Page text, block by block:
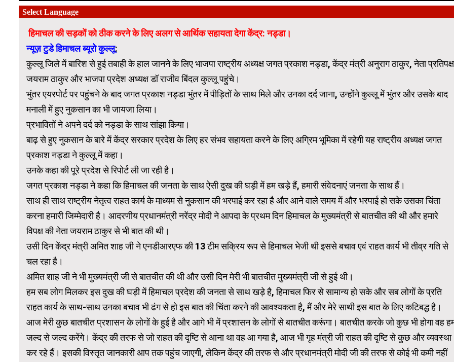
हिमाचल की सड़कों को ठीक करने के लिए अलग से आर्थिक सहायता देगा केंद्र: नड्डा।
न्यूज़ टुडे हिमाचल ब्यूरो कुल्लू:
कुल्लू जिले में बारिश से हुई तबाही के हाल जानने के लिए भाजपा राष्ट्रीय अध्यक्ष जगत प्रकाश नड्डा, केंद्र मंत्री अनुराग ठाकुर, नेता प्रतिपक्ष
जयराम ठाकुर और भाजपा प्रदेश अध्यक्ष डॉ राजीव बिंदल कुल्लू पहुंचे।
भुंतर एयरपोर्ट पर पहुंचने के बाद जगत प्रकाश नड्डा भुंतर में पीड़ितों के साथ मिले और उनका दर्द जाना, उन्होंने कुल्लू में भुंतर और उसके बाद
मनाली में हुए नुकसान का भी जायजा लिया।
प्रभावितों ने अपने दर्द को नड्डा के साथ सांझा किया।
बाढ़ से हुए नुकसान के बारे में केंद्र सरकार प्रदेश के लिए हर संभव सहायता करने के लिए अग्रिम भूमिका में रहेगी यह राष्ट्रीय अध्यक्ष जगत
प्रकाश नड्डा ने कुल्लू में कहा।
उनके कहा की पूरे प्रदेश से रिपोर्ट ली जा रही है।
जगत प्रकाश नड्डा ने कहा कि हिमाचल की जनता के साथ ऐसी दुख की घड़ी में हम खड़े हैं, हमारी संवेदनाएं जनता के साथ हैं।
साथ ही साथ राष्ट्रीय नेतृत्व राहत कार्य के माध्यम से नुकसान की भरपाई कर रहा है और आने वाले समय में और भरपाई हो सके उसका चिंता
करना हमारी जिम्मेदारी है। आदरणीय प्रधानमंत्री नरेंद्र मोदी ने आपदा के प्रथम दिन हिमाचल के मुख्यमंत्री से बातचीत की थी और हमारे
विपक्ष की नेता जयराम ठाकुर से भी बात की थी।
उसी दिन केंद्र मंत्री अमित शाह जी ने एनडीआरएफ की 13 टीम सक्रिय रूप से हिमाचल भेजी थी इससे बचाव एवं राहत कार्य भी तीव्र गति से
चल रहा है।
अमित शाह जी ने भी मुख्यमंत्री जी से बातचीत की थी और उसी दिन मेरी भी बातचीत मुख्यमंत्री जी से हुई थी।
हम सब लोग मिलकर इस दुख की घड़ी में हिमाचल प्रदेश की जनता से साथ खड़े है, हिमाचल फिर से सामान्य हो सके और सब लोगों के प्रति
राहत कार्य के साथ-साथ उनका बचाव भी ढंग से हो इस बात की चिंता करने की आवश्यकता है, मैं और मेरे साथी इस बात के लिए कटिबद्ध है।
आज मेरी कुछ बातचीत प्रशासन के लोगों के हुई है और आगे भी में प्रशासन के लोगों से बातचीत करूंगा। बातचीत करके जो कुछ भी होगा वह
जल्द से जल्द करेंगे। केंद्र की तरफ से जो राहत की दृष्टि से आना था वह आ गया है, आज भी गृह मंत्री जी राहत की दृष्टि से कुछ और व्यवस्था
कर रहे हैं। इसकी विस्तृत जानकारी आप तक पहुंच जाएगी, लेकिन केंद्र की तरफ से और प्रधानमंत्री मोदी जी की तरफ से कोई भी कमी नहीं